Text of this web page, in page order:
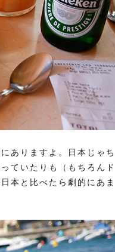
ありますよ。日本じゃち
ていたりも（もちろんド
本と比べたら劇的にあま